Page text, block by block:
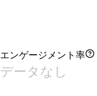
エンゲージメント率
データなし